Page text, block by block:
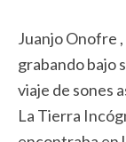
Juanjo Onofre ,
grabando bajo
viaje de sones
La Tierra